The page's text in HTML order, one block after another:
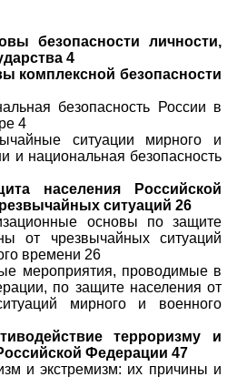
безопасности личности,
4
комплексной безопасности
безопасность России в
4
ситуации мирного и
и национальная безопасность
населения Российской
ситуаций 26
основы по защите
от чрезвычайных ситуаций
времени 26
мероприятия, проводимые в
по защите населения от
мирного и военного
терроризму и
Федерации 47
и экстремизм: их причины и